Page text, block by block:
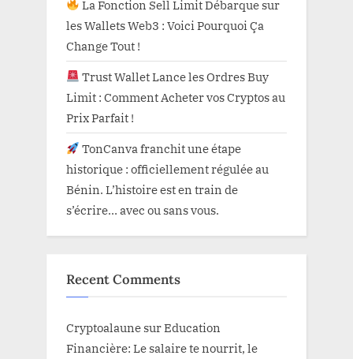
La Fonction Sell Limit Débarque sur
les Wallets Web3 : Voici Pourquoi Ça
Change Tout !
Trust Wallet Lance les Ordres Buy
Limit : Comment Acheter vos Cryptos au
Prix Parfait !
TonCanva franchit une étape
historique : officiellement régulée au
Bénin. L’histoire est en train de
s’écrire… avec ou sans vous.
Recent Comments
Cryptoalaune surEducation
Financière: Le salaire te nourrit, le